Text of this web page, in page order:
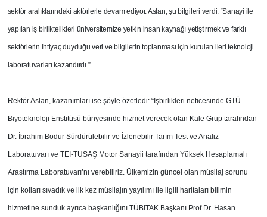
sektör aralıklarındaki aktörlerle devam ediyor. Aslan, şu bilgileri verdi: “Sanayi ile
yapılan iş birliktelikleri üniversitemize yetkin insan kaynağı yetiştirmek ve farklı
sektörlerin ihtiyaç duyduğu veri ve bilgilerin toplanması için kurulan ileri teknoloji
laboratuvarları kazandırdı.”
Rektör Aslan, kazanımları ise şöyle özetledi: “İşbirlikleri neticesinde GTÜ
Biyoteknoloji Enstitüsü bünyesinde hizmet verecek olan Kale Grup tarafından
Dr. İbrahim Bodur Sürdürülebilir ve İzlenebilir Tarım Test ve Analiz
Laboratuvarı ve TEI-TUSAŞ Motor Sanayii tarafından Yüksek Hesaplamalı
Araştırma Laboratuvarı’nı verebiliriz. Ülkemizin güncel olan müsilaj sorunu
için kolları sıvadık ve ilk kez müsilajın yayılımı ile ilgili haritaları bilimin
hizmetine sunduk ayrıca başkanlığını TÜBİTAK Başkanı Prof.Dr. Hasan